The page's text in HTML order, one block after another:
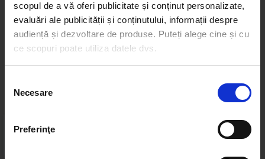
scopul de a vă oferi publicitate și conținut personalizate,
evaluări ale publicității și conținutului, informații despre
audiență și dezvoltare de produse. Puteți alege cine și cu
ce scopuri poate utiliza datele dvs.
Să colectăm informațiile cu privire la locația dvs.
Să vă identificăm dispozitivul scanândul-l în mod
activ după caracteristici specifice (amprentare)
consimțământului
Necesare
Preferinţe